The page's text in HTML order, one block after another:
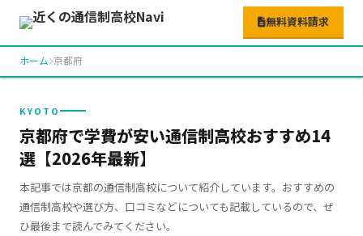
無料資料請求
ホーム 京都府
KYOTO
京都府で学費が安い通信制高校おすすめ14
選【2026年最新】
本記事では京都の通信制高校について紹介しています。おすすめの
通信制高校や選び方、口コミなどについても記載しているので、ぜ
ひ最後まで読んでみてください。